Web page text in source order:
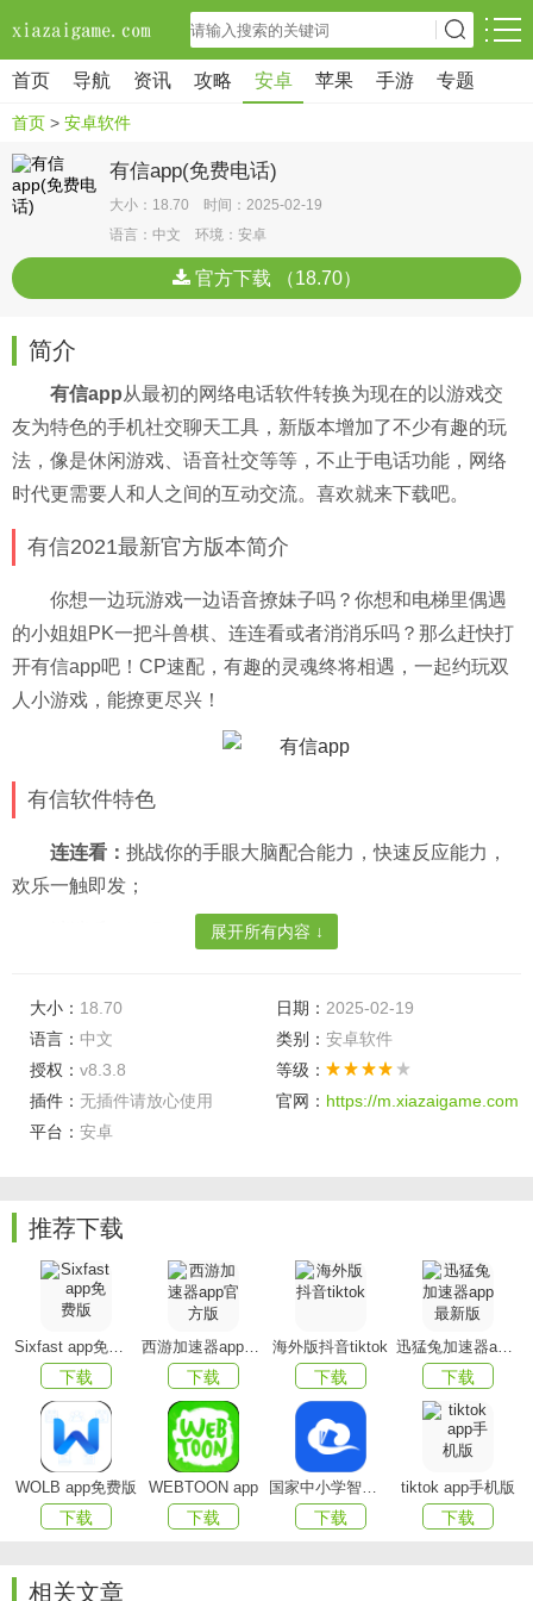
首页 导航 资讯 攻略 安卓 苹果 手游 专题
首页 > 安卓软件
有信app(免费电话)
大小：18.70 时间：2025-02-19
语言：中文 环境：安卓
官方下载 （18.70）
简介
有信app从最初的网络电话软件转换为现在的以游戏交
友为特色的手机社交聊天工具，新版本增加了不少有趣的玩
法，像是休闲游戏、语音社交等等，不止于电话功能，网络
时代更需要人和人之间的互动交流。喜欢就来下载吧。
有信2021最新官方版本简介
你想一边玩游戏一边语音撩妹子吗？你想和电梯里偶遇
的小姐姐PK一把斗兽棋、连连看或者消消乐吗？那么赶快打
开有信app吧！CP速配，有趣的灵魂终将相遇，一起约玩双
人小游戏，能撩更尽兴！
有信软件特色
连连看： 挑战你的手眼大脑配合能力，快速反应能力，
欢乐一触即发；
比眼力，拼手速的PK小游戏，好玩到根本停不
斗兽棋：唤醒你童年的回忆，双人对战一起重温不应被
遗忘的乐趣；
：温暖你的声夜食堂，总有一种声音能触动你
内心最柔软的角落。
v7.9.5版本更新
产品功能体验优化
v7.6.0版本更新
1. 新增等级系统，升级解锁各种等级特权，让你“嗨”不停
\\(^o^)/
2. 动态页面全新改版，声控话题等你来参与
展开所有内容 ↓
大小： 18.70 日期： 2025-02-19
语言： 中文 类别： 安卓软件
授权： v8.3.8
等级：
插件： 无插件请放心使用 官网： https://m.xiazaigame.com
平台： 安卓
推荐下载
Sixfast app免费版
下载
西游加速器app官方版
下载
海外版抖音tiktok
下载
迅猛兔加速器app最新版
下载
WOLB app免费版
下载
WEBTOON app
下载
国家中小学智慧教育平台app(智慧中小学)
下载
tiktok app手机版
下载
相关文章